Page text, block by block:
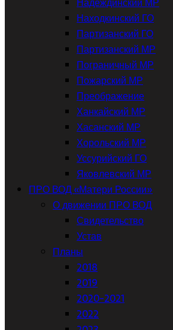
Находкинский ГО
Партизанский ГО
Партизанский МР
Пограничный МР
Пожарский МР
Преображение
Ханкайский МР
Хасанский МР
Хорольский МР
Уссурийский ГО
Яковлевский МР
ПРО ВОД «Матери России»
О движении ПРО ВОД
Свидетельство
Устав
Планы
2018
2019
2020-2021
2022